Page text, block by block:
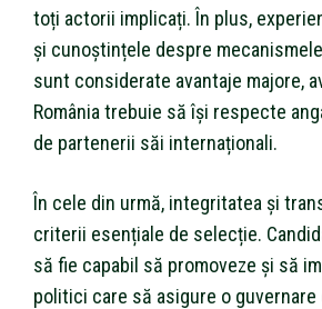
toți actorii implicați. În plus,
și cunoștințele despre
sunt considerate avantaje majore,
România trebuie să își respecte
de partenerii săi internaționali.
În cele din urmă, integritatea și
criterii esențiale de selecție.
să fie capabil să promoveze și să
politici care să asigure o